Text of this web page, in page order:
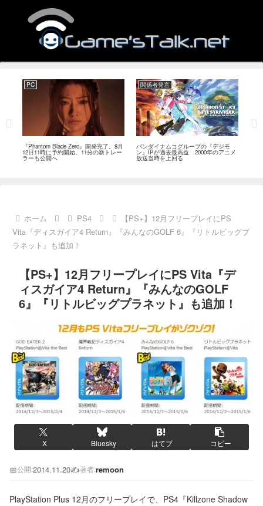
PC
『Phantom Blade Zero』開発完了。8月
12日11時に予約開始、11分の新トレー
ラーも公開へ
関係者発言
バンダイナムコグループの『デジモ
ン』IPが過去最高益 2000年のアニメ
放送当時を上回る
ホーム PS4
【PS+】12月フリープレイにPS
Vita『ディスガイア4 Return』『みんなのGOLF 6』『リトルビッグプ
ラネット』も追加！
【PS+】12月フリープレイにPS Vita『デ
ィスガイア4 Return』『みんなのGOLF
6』『リトルビッグプラネット』も追加！
X Bluesky はてブ コピー
📅公開:2014.11.20✍️著者:remoon
PlayStation Plus 12月のフリープレイで、PS4『Killzone Shadow